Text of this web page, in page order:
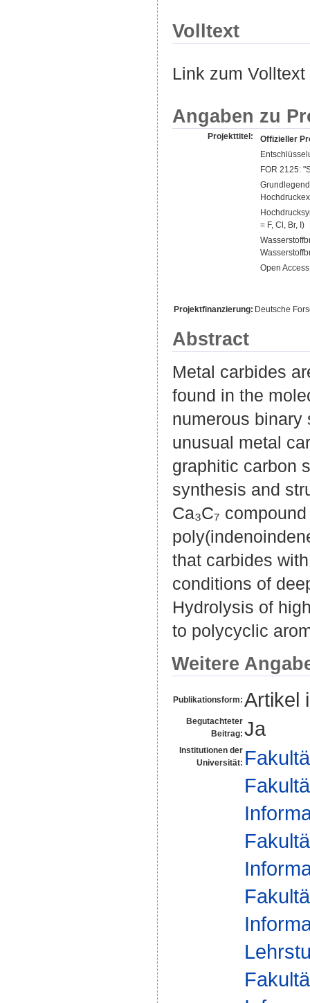
Volltext
Link zum
Angaben zu
Projekttitel:
Offizieller
FOR 2125:
= F, Cl, Br, I)
Open
Projektfinanzierung: Deutsche
Abstract
Metal carbides
found in the
numerous
unusual metal
graphitic carbon
synthesis and
Ca₃C₇
that carbides
conditions of
Hydrolysis of
to polycyclic
Weitere
Publikationsform: Artikel
Begutachteter
Beitrag: Ja
Institutionen der
Universität: